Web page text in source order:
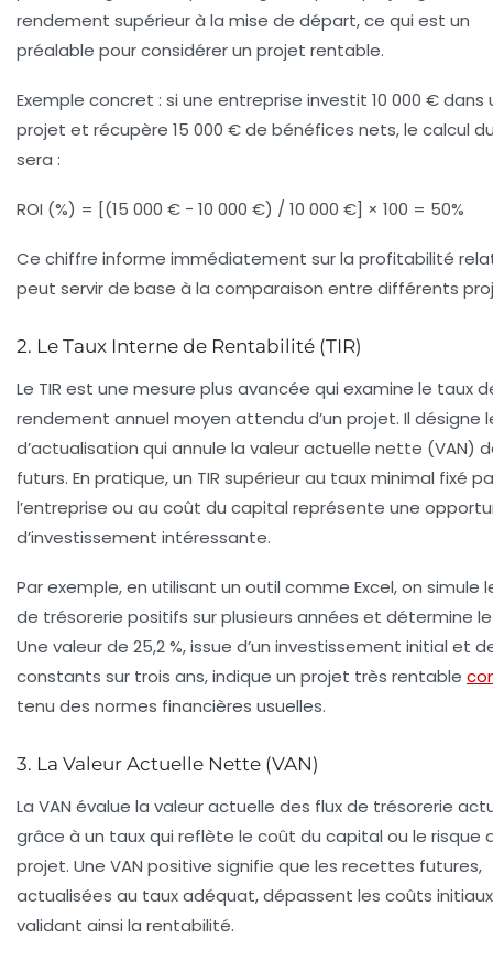
rendement supérieur à la mise de départ, ce qui est un
préalable pour considérer un projet rentable.
Exemple concret : si une entreprise investit 10 000 € dans
projet et récupère 15 000 € de bénéfices nets, le calcul du
sera :
ROI (%) = [(15 000 € − 10 000 €) / 10 000 €] × 100 = 50%
Ce chiffre informe immédiatement sur la profitabilité
peut servir de base à la comparaison entre différents
2. Le Taux Interne de Rentabilité (TIR)
Le TIR est une mesure plus avancée qui examine le taux
rendement annuel moyen attendu d’un projet. Il désigne
d’actualisation qui annule la valeur actuelle nette (VAN)
futurs. En pratique, un TIR supérieur au taux minimal fixé
l’entreprise ou au coût du capital représente une
d’investissement intéressante.
Par exemple, en utilisant un outil comme Excel, on simule
de trésorerie positifs sur plusieurs années et détermine le
Une valeur de 25,2 %, issue d’un investissement initial et
constants sur trois ans, indique un projet très rentable
tenu des normes financières usuelles.
3. La Valeur Actuelle Nette (VAN)
La VAN évalue la valeur actuelle des flux de trésorerie
grâce à un taux qui reflète le coût du capital ou le risque
projet. Une VAN positive signifie que les recettes futures,
actualisées au taux adéquat, dépassent les coûts
validant ainsi la rentabilité.